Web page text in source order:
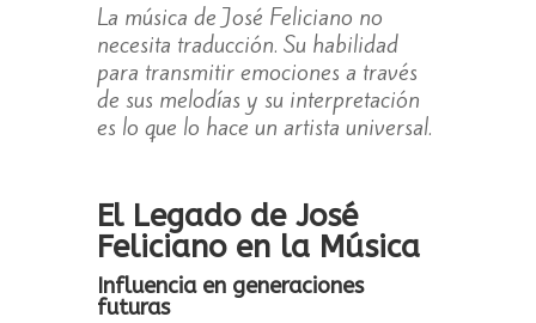
La música de José Feliciano no
necesita traducción. Su habilidad
para transmitir emociones a través
de sus melodías y su interpretación
es lo que lo hace un artista universal.
El Legado de José
Feliciano en la Música
Influencia en generaciones
futuras